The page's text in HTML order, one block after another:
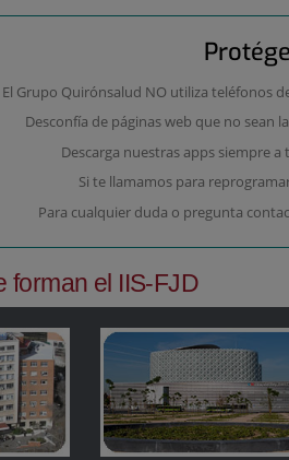
El Grupo Quirónsalud NO utiliza teléfonos
Desconfía de páginas web que no sean
Descarga nuestras apps siempre
Si te llamamos para
Para cualquier duda o pregunta
forman el IIS-FJD